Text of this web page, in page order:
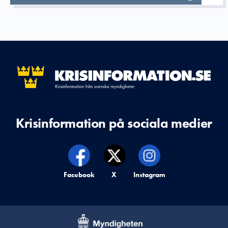
Krisinformation på sociala medier
Krisinformation på,
Facebook Krisinformation på,
X Krisinformation på,
Instagram